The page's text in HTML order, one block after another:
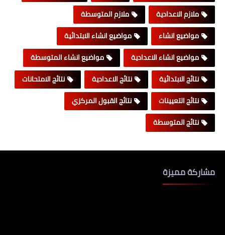
ملازم الاعدادية
ملازم المتوسطة
مواضيع انشاء
مواضيع انشاء الابتدائية
مواضيع انشاء الاعدادية
مواضيع انشاء المتوسطة
نتائج الابتدائية
نتائج الاعدادية
نتائج الامتحانات
نتائج التعيينات
نتائج القبول المركزي
نتائج المتوسطة
مشاركة مميزة